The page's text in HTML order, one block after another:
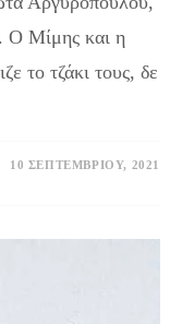
Ο Μίμης και η
το τζάκι τους, δε
10 ΣΕΠΤΕΜΒΡΊΟΥ, 2021